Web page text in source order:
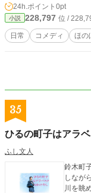
24h.ポイント 0pt
小説 228,797 位 /
日常 コメディ ほの
35
ひるの町子はアラ
ふし文人
鈴木町
しなが
川を眺